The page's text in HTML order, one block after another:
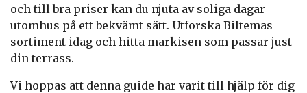
och till bra priser kan du njuta av soliga dagar
utomhus på ett bekvämt sätt. Utforska Biltemas
sortiment idag och hitta markisen som passar just
din terrass.
Vi hoppas att denna guide har varit till hjälp för dig